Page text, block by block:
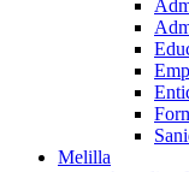
Melilla